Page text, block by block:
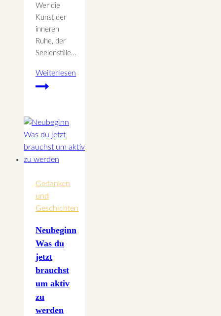
Wer die
Kunst der
inneren
Ruhe, der
Seelenstille…
Weiterlesen
Stille
Auflösung
von
Sympathie
und
Gedanken
und
Geschichten
Neubeginn
Was du
jetzt
brauchst
um aktiv
zu
werden